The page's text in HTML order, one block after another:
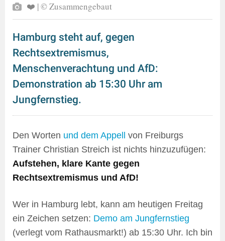
❤️ | © Zusammengebaut
Hamburg steht auf, gegen
Rechtsextremismus,
Menschenverachtung und AfD:
Demonstration ab 15:30 Uhr am
Jungfernstieg.
Den Worten und dem Appell
von Freiburgs
Trainer Christian Streich ist nichts hinzuzufügen:
Aufstehen, klare Kante gegen
Rechtsextremismus und AfD!
Wer in Hamburg lebt, kann am heutigen Freitag
ein Zeichen setzen: Demo am Jungfernstieg
(verlegt vom Rathausmarkt!) ab 15:30 Uhr. Ich bin